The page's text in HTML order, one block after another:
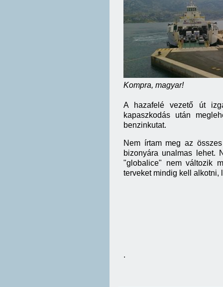
Kompra,
A hazafelé vezető út
kapaszkodás után
benzinkutat.
Nem írtam meg az
bizonyára unalmas lehet.
"globalice" nem változik
terveket mindig kell alkotni,
.